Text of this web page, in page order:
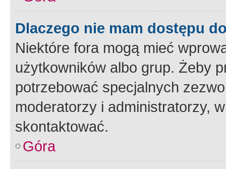
Dlaczego nie mam dostępu
Niektóre fora mogą mieć
użytkowników albo grup. Żeby
potrzebować specjalnych
moderatorzy i administratorzy,
skontaktować.
Góra